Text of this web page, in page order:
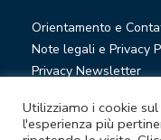
Orientamento e
Note legali e Privacy
Privacy Newsletter
Whistleblowing
Utilizziamo i cookie
l'esperienza più